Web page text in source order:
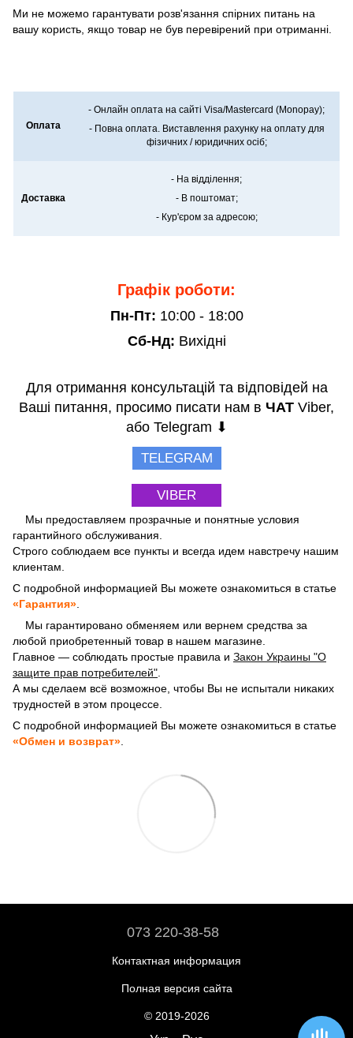
Ми не можемо гарантувати розв'язання спірних питань на
вашу користь, якщо товар не був перевірений при отриманні.
Оплата
- Онлайн оплата на сайті Visa/Mastercard (Monopay);
- Повна оплата. Виставлення рахунку на оплату для
фізичних / юридичних осіб;
Доставка
- На відділення;
- В поштомат;
- Кур'єром за адресою;
Графік роботи:
Пн-Пт: 10:00 - 18:00
Сб-Нд: Вихідні
Для отримання консультацій та відповідей на
Ваші питання, просимо писати нам в ЧАТ Viber,
або Telegram ⬇
TELEGRAM
VIBER
Мы предоставляем прозрачные и понятные условия
гарантийного обслуживания.
Строго соблюдаем все пункты и всегда идем навстречу нашим
клиентам.
С подробной информацией Вы можете ознакомиться в статье
«Гарантия»
Мы гарантировано обменяем или вернем средства за
любой приобретенный товар в нашем магазине.
Главное — соблюдать простые правила и Закон Украины "О
защите прав потребителей"
А мы сделаем всё возможное, чтобы Вы не испытали никаких
трудностей в этом процессе.
С подробной информацией Вы можете ознакомиться в статье
«Обмен и возврат»
073 220-38-58
Контактная информация
Полная версия сайта
© 2019-2026